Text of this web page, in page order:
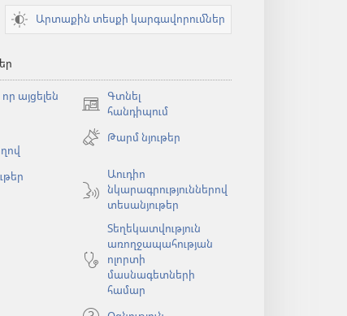
Արտաքին տեսքի կարգավորումներ
այցելեն
Գտնել
հանդիպում
(բացվում
նոր
Թարմ նյութեր
Աուդիո
նկարագրություններով
տեսանյութեր
Տեղեկատվություն
առողջապահության
ոլորտի
մասնագետների
համար